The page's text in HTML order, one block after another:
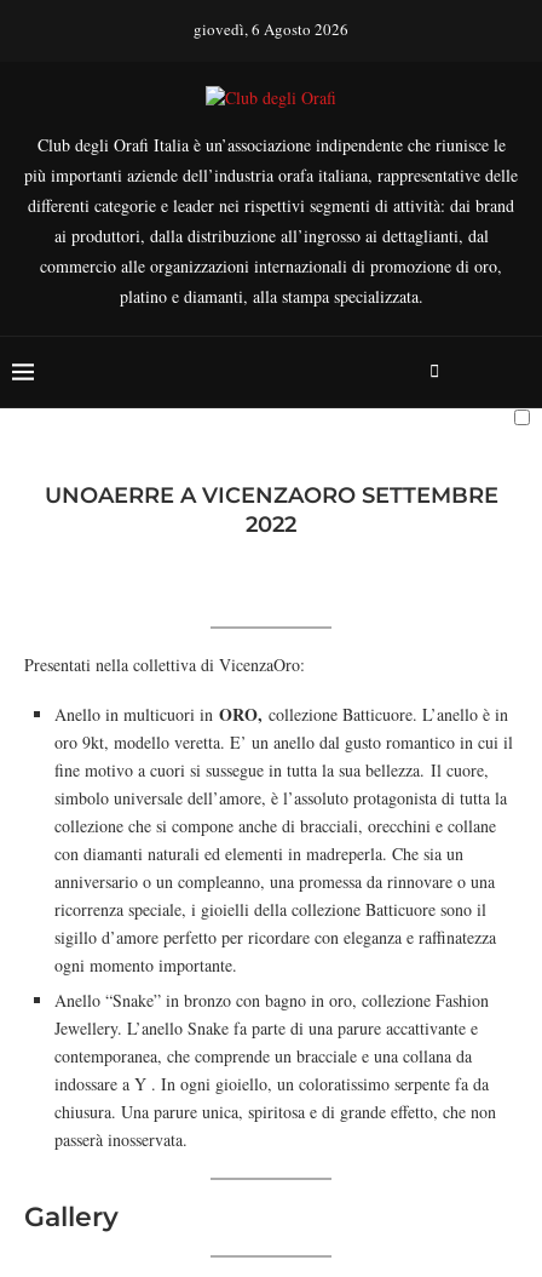
giovedì, 6 Agosto 2026
Club degli Orafi Italia è un’associazione indipendente che riunisce le
più importanti aziende dell’industria orafa italiana, rappresentative delle
differenti categorie e leader nei rispettivi segmenti di attività: dai brand
ai produttori, dalla distribuzione all’ingrosso ai dettaglianti, dal
commercio alle organizzazioni internazionali di promozione di oro,
platino e diamanti, alla stampa specializzata.
UNOAERRE A VICENZAORO SETTEMBRE
2022
Presentati nella collettiva di VicenzaOro:
Anello in multicuori in ORO, collezione Batticuore. L’anello è in
oro 9kt, modello veretta. E’ un anello dal gusto romantico in cui il
fine motivo a cuori si sussegue in tutta la sua bellezza. Il cuore,
simbolo universale dell’amore, è l’assoluto protagonista di tutta la
collezione che si compone anche di bracciali, orecchini e collane
con diamanti naturali ed elementi in madreperla. Che sia un
anniversario o un compleanno, una promessa da rinnovare o una
ricorrenza speciale, i gioielli della collezione Batticuore sono il
sigillo d’amore perfetto per ricordare con eleganza e raffinatezza
ogni momento importante.
Anello “Snake” in bronzo con bagno in oro, collezione Fashion
Jewellery. L’anello Snake fa parte di una parure accattivante e
contemporanea, che comprende un bracciale e una collana da
indossare a Y . In ogni gioiello, un coloratissimo serpente fa da
chiusura. Una parure unica, spiritosa e di grande effetto, che non
passerà inosservata.
Gallery